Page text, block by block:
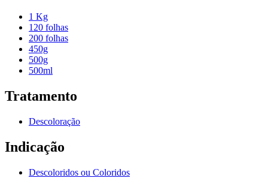
1 Kg
120 folhas
200 folhas
450g
500g
500ml
Tratamento
Descoloração
Indicação
Descoloridos ou Coloridos